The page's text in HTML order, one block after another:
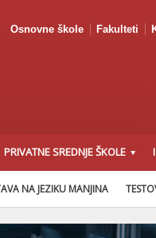
Osnovne škole Fakulteti
PRIVATNE SREDNJE ŠKOLE
NA JEZIKU MANJINA